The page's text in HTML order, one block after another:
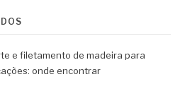
e filetamento de madeira para
onde encontrar